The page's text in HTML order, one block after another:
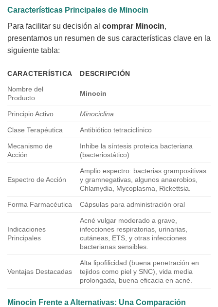
Características Principales de Minocin
Para facilitar su decisión al comprar Minocin,
presentamos un resumen de sus características clave en la
siguiente tabla:
CARACTERÍSTICA
DESCRIPCIÓN
Nombre del
Producto
Minocin
Principio Activo Minociclina
Clase Terapéutica Antibiótico tetraciclínico
Mecanismo de
Acción
Inhibe la síntesis proteica bacteriana
(bacteriostático)
Espectro de Acción
Amplio espectro: bacterias grampositivas
y gramnegativas, algunos anaerobios,
Chlamydia, Mycoplasma, Rickettsia.
Forma Farmacéutica Cápsulas para administración oral
Indicaciones
Principales
Acné vulgar moderado a grave,
infecciones respiratorias, urinarias,
cutáneas, ETS, y otras infecciones
bacterianas sensibles.
Ventajas Destacadas
Alta lipofilicidad (buena penetración en
tejidos como piel y SNC), vida media
prolongada, buena eficacia en acné.
Minocin Frente a Alternativas: Una Comparación